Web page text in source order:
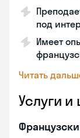
под
Имеет
Читать
Услуги и